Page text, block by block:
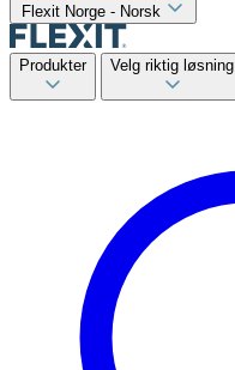
Flexit Norge - Norsk
Produkter Velg riktig løsning